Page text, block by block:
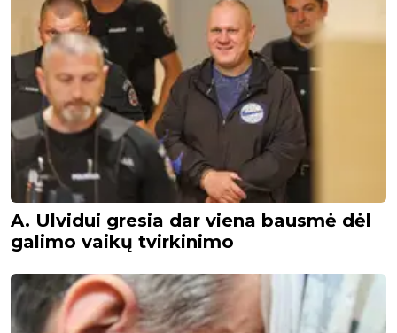
A. Ulvidui gresia dar viena bausmė dėl
galimo vaikų tvirkinimo